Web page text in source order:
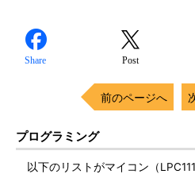
Share Post
前のページへ
プログラミング
以下のリストがマイコン（